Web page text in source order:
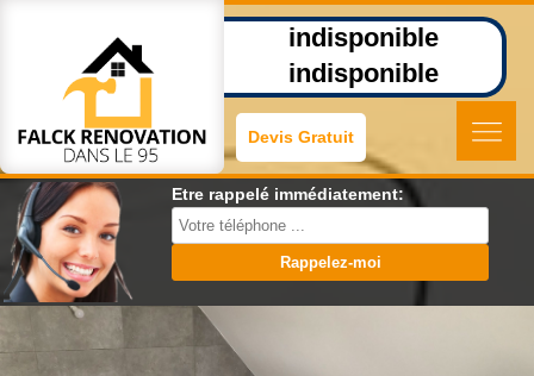
indisponible
indisponible
Devis Gratuit
Etre rappelé immédiatement: